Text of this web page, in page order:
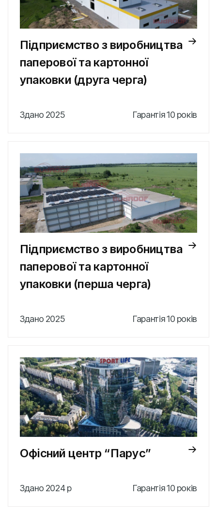
Підприємство з виробництва
паперової та картонної
упаковки (друга черга)
Здано 2025 Гарантія 10 років
Підприємство з виробництва
паперової та картонної
упаковки (перша черга)
Здано 2025 Гарантія 10 років
Офісний центр “Парус”
Здано 2024 р Гарантія 10 років